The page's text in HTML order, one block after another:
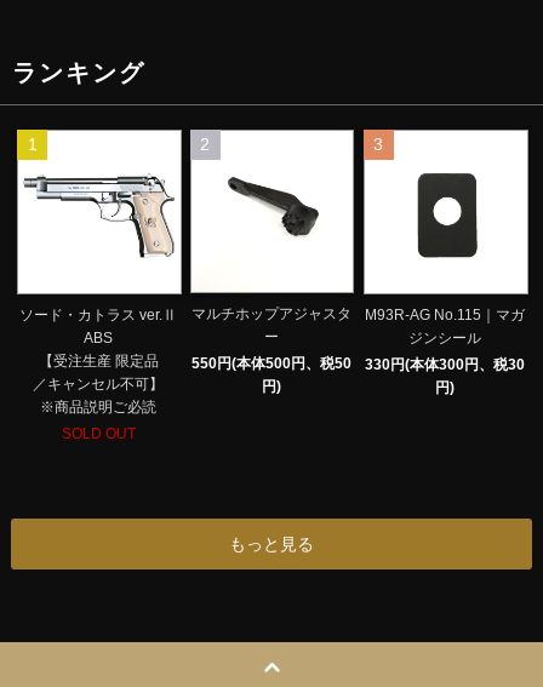
ランキング
1
ソード・カトラス ver.Ⅱ
ABS
【受注生産 限定品
／キャンセル不可】
※商品説明ご必読
SOLD OUT
2
マルチホップアジャスタ
ー
550円(本体500円、税50
円)
3
M93R-AG No.115｜マガ
ジンシール
330円(本体300円、税30
円)
もっと見る